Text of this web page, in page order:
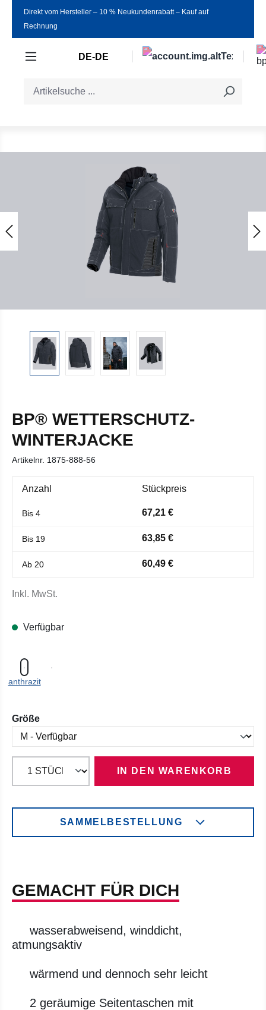
Zum Hauptinhalt springen
Direkt vom Hersteller ‒ 10 % Neukundenrabatt ‒ Kauf auf
Rechnung
DE-DE
BP® WETTERSCHUTZ-
WINTERJACKE
Artikelnr. 1875-888-56
Anzahl Stückpreis
Bis 4 67,21 €
Bis 19 63,85 €
Ab 20 60,49 €
Inkl. MwSt.
Verfügbar
anthrazit
Größeauswählen
IN DEN WARENKORB
SAMMELBESTELLUNG
GEMACHT FÜR DICH
wasserabweisend, winddicht,
atmungsaktiv
wärmend und dennoch sehr leicht
2 geräumige Seitentaschen mit